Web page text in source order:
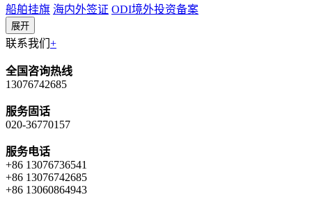
船舶挂旗 海内外签证 ODI境外投资备案
展开
联系我们 +
全国咨询热线
13076742685
服务固话
020-36770157
服务电话
+86 13076736541
+86 13076742685
+86 13060864943